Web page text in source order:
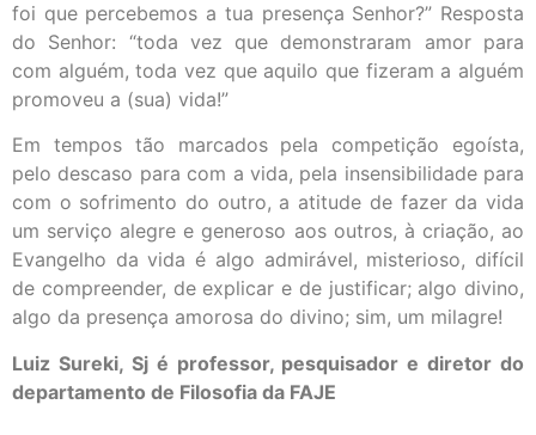
foi que percebemos a tua presença Senhor?” Resposta
do Senhor: “toda vez que demonstraram amor para
com alguém, toda vez que aquilo que fizeram a alguém
promoveu a (sua) vida!”
Em tempos tão marcados pela competição egoísta,
pelo descaso para com a vida, pela insensibilidade para
com o sofrimento do outro, a atitude de fazer da vida
um serviço alegre e generoso aos outros, à criação, ao
Evangelho da vida é algo admirável, misterioso, difícil
de compreender, de explicar e de justificar; algo divino,
algo da presença amorosa do divino; sim, um milagre!
Luiz Sureki, Sj é professor, pesquisador e diretor do
departamento de Filosofia da FAJE